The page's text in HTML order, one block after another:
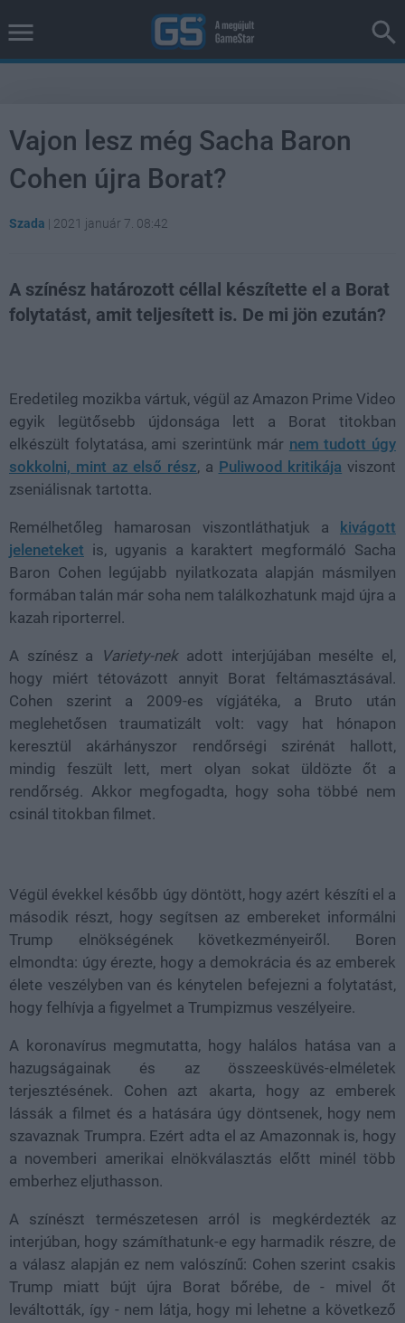
Vajon lesz még Sacha Baron
Cohen újra Borat?
Szada | 2021 január 7. 08:42
A színész határozott céllal készítette el a Borat
folytatást, amit teljesített is. De mi jön ezután?
Eredetileg mozikba vártuk, végül az Amazon Prime Video
egyik legütősebb újdonsága lett a Borat titokban
elkészült folytatása, ami szerintünk már nem tudott úgy
sokkolni, mint az első rész, a Puliwood kritikája viszont
zseniálisnak tartotta.
Remélhetőleg hamarosan viszontláthatjuk a
kivágott
jeleneteket is, ugyanis a karaktert megformáló Sacha
Baron Cohen legújabb nyilatkozata alapján másmilyen
formában talán már soha nem találkozhatunk majd újra a
kazah riporterrel.
A színész a Variety-nekadott interjújában mesélte el,
hogy miért tétovázott annyit Borat feltámasztásával.
Cohen szerint a 2009-es vígjátéka, a Bruto után
meglehetősen traumatizált volt: vagy hat hónapon
keresztül akárhányszor rendőrségi szirénát hallott,
mindig feszült lett, mert olyan sokat üldözte őt a
rendőrség. Akkor megfogadta, hogy soha többé nem
csinál titokban filmet.
Végül évekkel később úgy döntött, hogy azért készíti el a
második részt, hogy segítsen az embereket informálni
Trump elnökségének következményeiről. Boren
elmondta: úgy érezte, hogy a demokrácia és az emberek
élete veszélyben van és kénytelen befejezni a folytatást,
hogy felhívja a figyelmet a Trumpizmus veszélyeire.
A koronavírus megmutatta, hogy halálos hatása van a
hazugságainak és az összeesküvés-elméletek
terjesztésének. Cohen azt akarta, hogy az emberek
lássák a filmet és a hatására úgy döntsenek, hogy nem
szavaznak Trumpra. Ezért adta el az Amazonnak is, hogy
a novemberi amerikai elnökválasztás előtt minél több
emberhez eljuthasson.
A színészt természetesen arról is megkérdezték az
interjúban, hogy számíthatunk-e egy harmadik részre, de
a válasz alapján ez nem valószínű: Cohen szerint csakis
Trump miatt bújt újra Borat bőrébe, de - mivel őt
leváltották, így - nem látja, hogy mi lehetne a következő